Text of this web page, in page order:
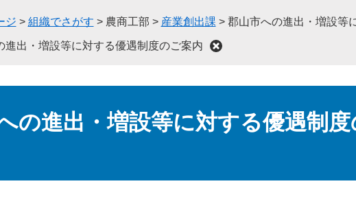
ジ > 組織でさがす > 農商工部 > 産業創出課 > 郡山市への進出・増設等
進出・増設等に対する優遇制度のご案内
の進出・増設等に対する優遇制